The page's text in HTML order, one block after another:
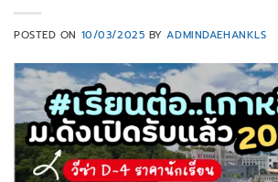
POSTED ON 10/03/2025 BYADMINDAEHANKLS